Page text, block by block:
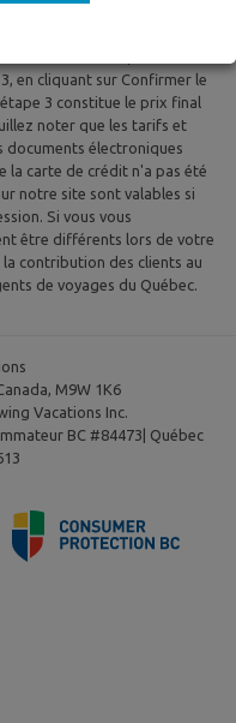
en cliquant sur Confirmer le
3 constitue le prix final
noter que les tarifs et
documents électroniques
la carte de crédit n'a pas été
notre site sont valables si
Si vous vous
être différents lors de votre
contribution des clients au
de voyages du Québec.
M9W 1K6
Vacations Inc.
BC #84473| Québec